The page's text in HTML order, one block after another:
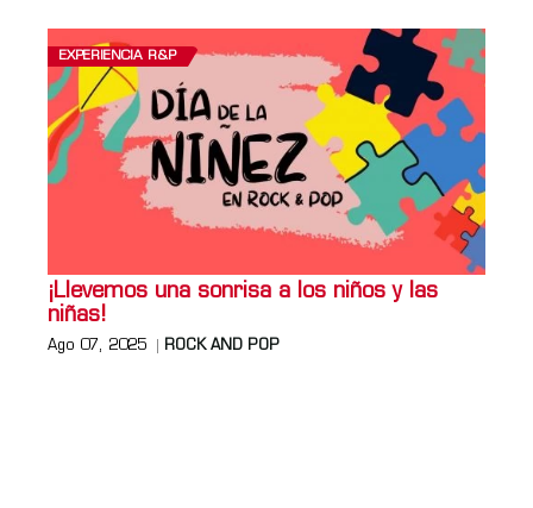
EXPERIENCIA R&P
¡Llevemos una sonrisa a los niños y las
niñas!
Ago 07, 2025 ROCK AND POP